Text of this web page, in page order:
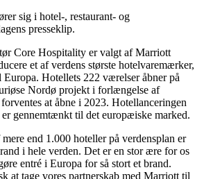
sig i hotel-, restaurant- og
presseklip.
Core Hospitality er valgt af Marriott
et af verdens største hotelvaremærker,
Hotellets 222 værelser åbner på
Nordø projekt i forlængelse af
at åbne i 2023. Hotellanceringen
er gennemtænkt til det europæiske marked.
end 1.000 hoteller på verdensplan er
i hele verden. Det er en stor ære for os
entré i Europa for så stort et brand.
at tage vores partnerskab med Marriott til